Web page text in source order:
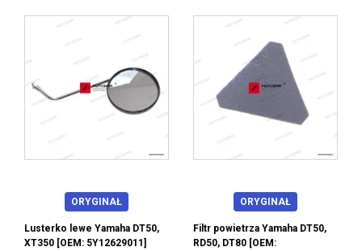
ORYGINAŁ
Lusterko lewe Yamaha DT50,
XT350 [OEM: 5Y12629011]
ORYGINAŁ
Filtr powietrza Yamaha DT50,
RD50, DT80 [OEM: